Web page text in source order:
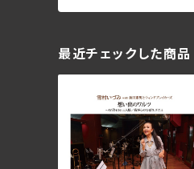
最近チェックした商品